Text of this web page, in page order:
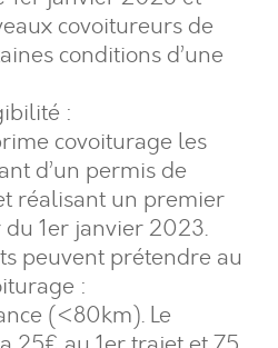
covoitureurs de
conditions d’une
:
covoiturage les
d’un permis de
réalisant un premier
1er janvier 2023.
peuvent prétendre au
:
(<80km). Le